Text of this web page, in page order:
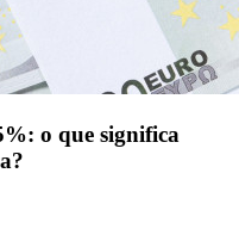
o que significa